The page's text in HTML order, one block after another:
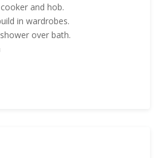
and hob.
in wardrobes.
over bath.